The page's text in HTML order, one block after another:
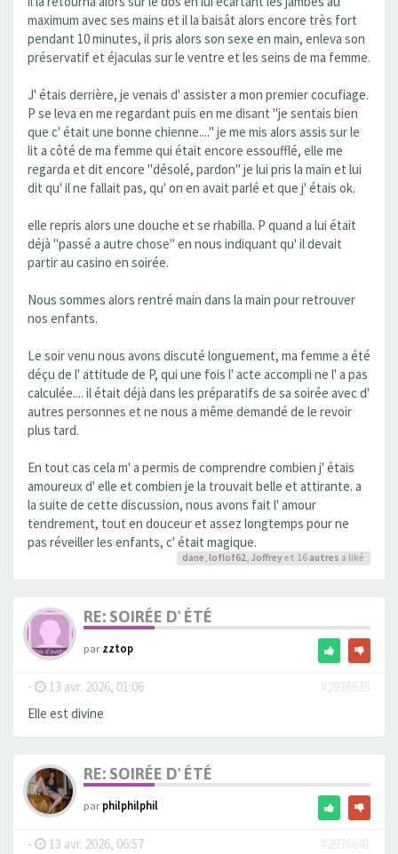
maximum avec ses mains et il la baisât alors encore très fort
pendant 10 minutes, il pris alors son sexe en main, enleva son
préservatif et éjaculas sur le ventre et les seins de ma femme.
J' étais derrière, je venais d' assister a mon premier cocufiage.
P se leva en me regardant puis en me disant "je sentais bien
que c' était une bonne chienne...." je me mis alors assis sur le
lit a côté de ma femme qui était encore essoufflé, elle me
regarda et dit encore "désolé, pardon" je lui pris la main et lui
dit qu' il ne fallait pas, qu' on en avait parlé et que j' étais ok.
elle repris alors une douche et se rhabilla. P quand a lui était
déjà "passé a autre chose" en nous indiquant qu' il devait
partir au casino en soirée.
Nous sommes alors rentré main dans la main pour retrouver
nos enfants.
Le soir venu nous avons discuté longuement, ma femme a été
déçu de l' attitude de P, qui une fois l' acte accompli ne l' a pas
calculée.... il était déjà dans les préparatifs de sa soirée avec d'
autres personnes et ne nous a même demandé de le revoir
plus tard.
En tout cas cela m' a permis de comprendre combien j' étais
amoureux d' elle et combien je la trouvait belle et attirante. a
la suite de cette discussion, nous avons fait l' amour
tendrement, tout en douceur et assez longtemps pour ne
pas réveiller les enfants, c' était magique.
dane loflof62 Joffreyet 16 autres a liké
RE: SOIRÉE D' ÉTÉ
parzztop
- 13 avr. 2026, 01:06
#2936635
Elle est divine
RE: SOIRÉE D' ÉTÉ
parphilphilphil
- 13 avr. 2026, 06:57
#2936641